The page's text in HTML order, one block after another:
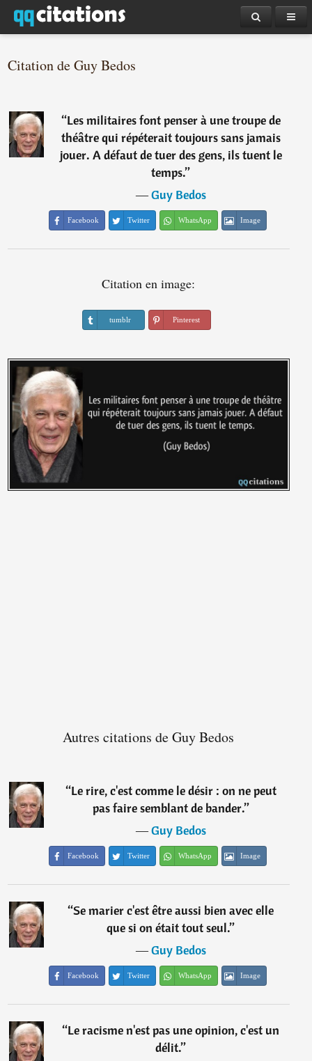
Citation de Guy Bedos
“Les militaires font penser à une troupe de
théâtre qui répéterait toujours sans jamais
jouer. A défaut de tuer des gens, ils tuent le
temps.”
―Guy Bedos
Facebook Twitter WhatsApp Image
Citation en image:
tumblr Pinterest
Autres citations de Guy Bedos
“Le rire, c'est comme le désir : on ne peut
pas faire semblant de bander.”
―Guy Bedos
Facebook Twitter WhatsApp Image
“Se marier c'est être aussi bien avec elle
que si on était tout seul.”
―Guy Bedos
Facebook Twitter WhatsApp Image
“Le racisme n'est pas une opinion, c'est un
délit.”